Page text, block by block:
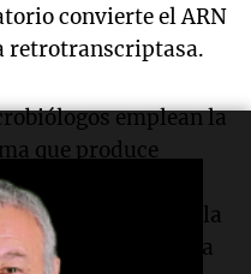
convierte el ARN
retrotranscriptasa.
emplean la
que produce
lo que facilita la
la molécula
de la Agencia